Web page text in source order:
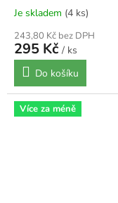
Je skladem (4 ks)
243,80 Kč bez DPH
295 Kč / ks
Do košíku
Více za méně